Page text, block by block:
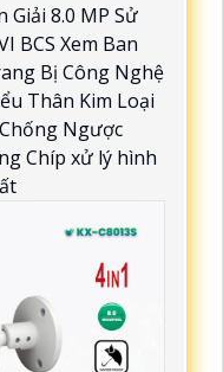
8.0 MP Sử
BCS Xem Ban
Bị Công Nghệ
Thân Kim Loại
Ngược
Chíp xử lý hình